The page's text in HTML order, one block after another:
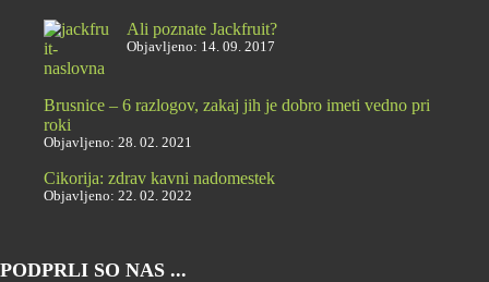
Ali poznate Jackfruit?
Objavljeno: 14. 09. 2017
Brusnice – 6 razlogov, zakaj jih je dobro imeti vedno pri
roki
Objavljeno: 28. 02. 2021
Cikorija: zdrav kavni nadomestek
Objavljeno: 22. 02. 2022
PODPRLI SO NAS ...